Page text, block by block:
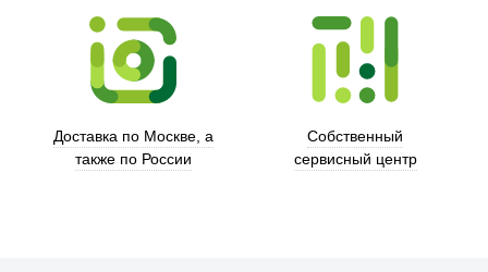
Доставка по Москве, а
также по России
Собственный
сервисный центр